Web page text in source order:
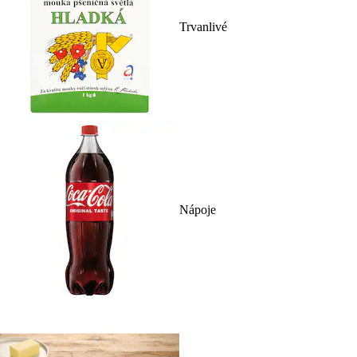
Trvanlivé
Nápoje